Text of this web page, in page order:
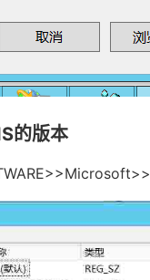
的版本